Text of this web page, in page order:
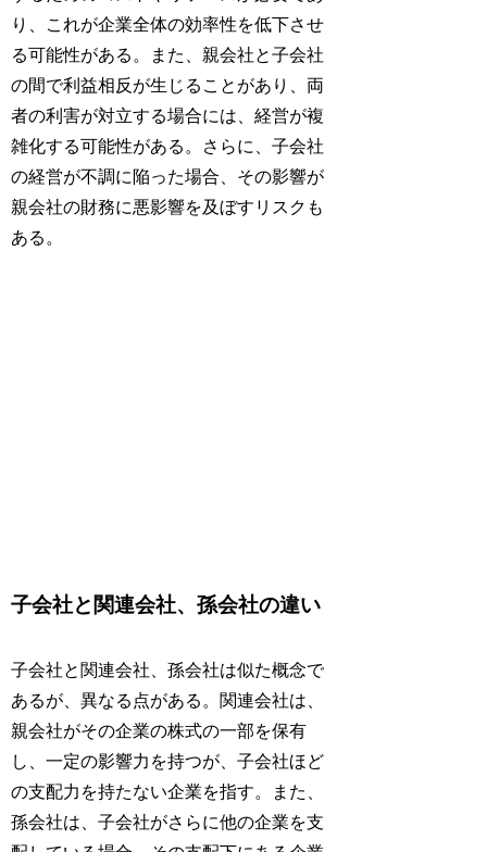
り、これが企業全体の効率性を低下させ
る可能性がある。また、親会社と子会社
の間で利益相反が生じることがあり、両
者の利害が対立する場合には、経営が複
雑化する可能性がある。さらに、子会社
の経営が不調に陥った場合、その影響が
親会社の財務に悪影響を及ぼすリスクも
ある。
子会社と関連会社、孫会社の違い
子会社と関連会社、孫会社は似た概念で
あるが、異なる点がある。関連会社は、
親会社がその企業の株式の一部を保有
し、一定の影響力を持つが、子会社ほど
の支配力を持たない企業を指す。また、
孫会社は、子会社がさらに他の企業を支